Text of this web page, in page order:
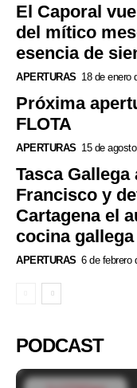
El Caporal
del mítico
esencia de
APERTURAS 18 de enero
Próxima
FLOTA
APERTURAS 15 de
Tasca Gallega
Francisco y
Cartagena el
cocina gallega
APERTURAS 6 de febrero
PODCAST